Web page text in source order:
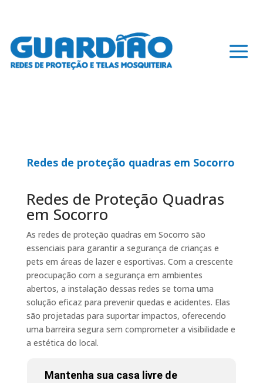
Redes de proteção quadras em Socorro
Redes de Proteção Quadras
em Socorro
As redes de proteção quadras em Socorro são
essenciais para garantir a segurança de crianças e
pets em áreas de lazer e esportivas. Com a crescente
preocupação com a segurança em ambientes
abertos, a instalação dessas redes se torna uma
solução eficaz para prevenir quedas e acidentes. Elas
são projetadas para suportar impactos, oferecendo
uma barreira segura sem comprometer a visibilidade e
a estética do local.
Mantenha sua casa livre de